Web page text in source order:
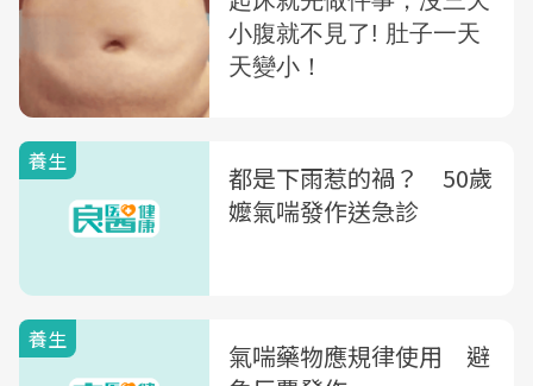
養生
都是下雨惹的禍？ 50歲
嬤氣喘發作送急診
養生
氣喘藥物應規律使用 避